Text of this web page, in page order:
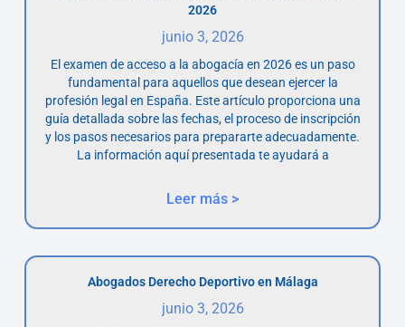
2026
junio 3, 2026
El examen de acceso a la abogacía en 2026 es un paso
fundamental para aquellos que desean ejercer la
profesión legal en España. Este artículo proporciona una
guía detallada sobre las fechas, el proceso de inscripción
y los pasos necesarios para prepararte adecuadamente.
La información aquí presentada te ayudará a
Leer más >
Abogados Derecho Deportivo en Málaga
junio 3, 2026